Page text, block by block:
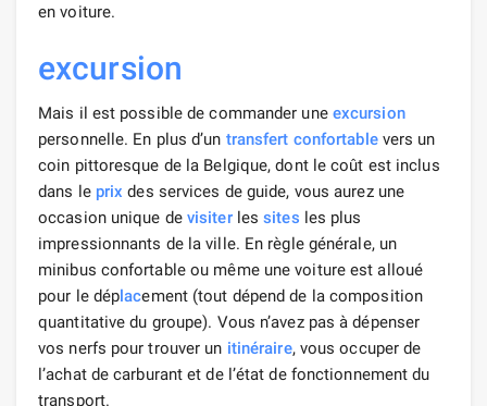
en voiture.
excursion
Mais il est possible de commander une excursion
personnelle. En plus d’un transfert confortablevers un
coin pittoresque de la Belgique, dont le coût est inclus
dans le prix des services de guide, vous aurez une
occasion unique de visiterlessites les plus
impressionnants de la ville. En règle générale, un
minibus confortable ou même une voiture est alloué
pour le déplacement (tout dépend de la composition
quantitative du groupe). Vous n’avez pas à dépenser
vos nerfs pour trouver un itinéraire, vous occuper de
l’achat de carburant et de l’état de fonctionnement du
transport.